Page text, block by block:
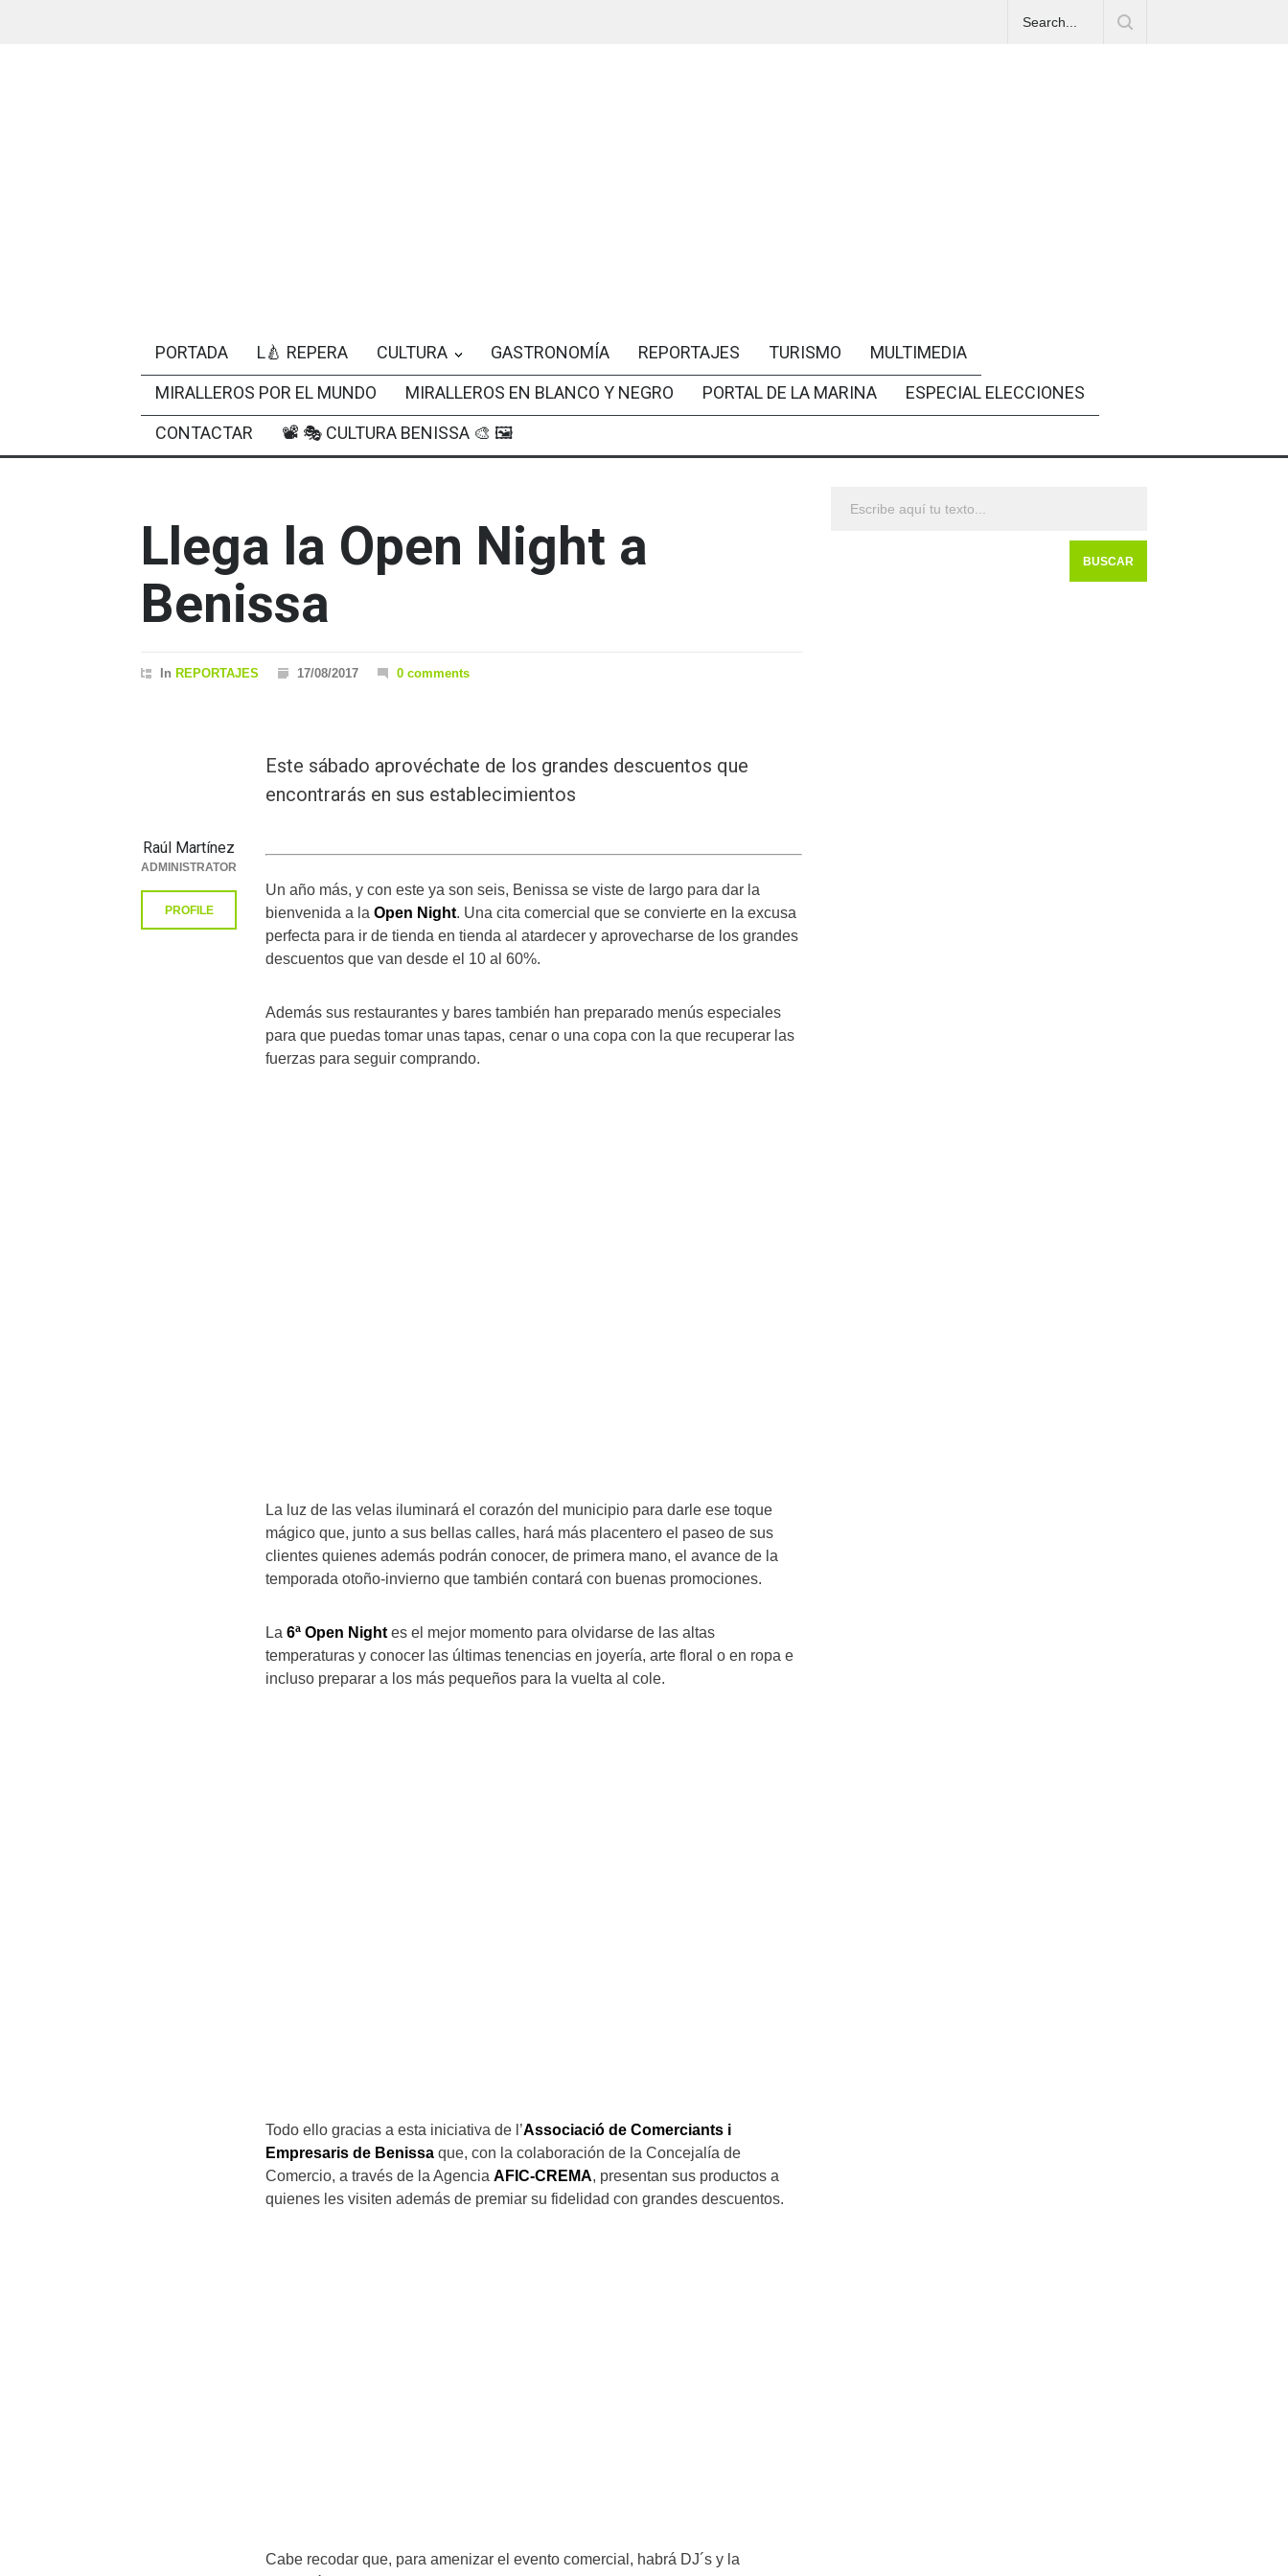
PORTADA L🍐 REPERA CULTURA GASTRONOMÍA REPORTAJES TURISMO
MULTIMEDIA
MIRALLEROS POR EL MUNDO
MIRALLEROS EN BLANCO Y NEGRO PORTAL DE LA MARINA
ESPECIAL ELECCIONES
CONTACTAR
📽 🎭 CULTURA BENISSA 🎨 🖼
Llega la Open Night a
Benissa
In REPORTAJES 17/08/2017 0 comments
Este sábado aprovéchate de los grandes descuentos que
encontrarás en sus establecimientos
Un año más, y con este ya son seis, Benissa se viste de largo para dar la
bienvenida a la Open Night. Una cita comercial que se convierte en la excusa
perfecta para ir de tienda en tienda al atardecer y aprovecharse de los grandes
descuentos que van desde el 10 al 60%.
Además sus restaurantes y bares también han preparado menús especiales
para que puedas tomar unas tapas, cenar o una copa con la que recuperar las
fuerzas para seguir comprando.
La luz de las velas iluminará el corazón del municipio para darle ese toque
mágico que, junto a sus bellas calles, hará más placentero el paseo de sus
clientes quienes además podrán conocer, de primera mano, el avance de la
temporada otoño-invierno que también contará con buenas promociones.
La 6ª Open Night es el mejor momento para olvidarse de las altas
temperaturas y conocer las últimas tenencias en joyería, arte floral o en ropa e
incluso preparar a los más pequeños para la vuelta al cole.
Todo ello gracias a esta iniciativa de l’Associació de Comerciants i
Empresaris de Benissa que, con la colaboración de la Concejalía de
Comercio, a través de la Agencia AFIC-CREMA, presentan sus productos a
quienes les visiten además de premiar su fidelidad con grandes descuentos.
Cabe recodar que, para amenizar el evento comercial, habrá DJ´s y la
Raúl Martínez
ADMINISTRATOR
PROFILE